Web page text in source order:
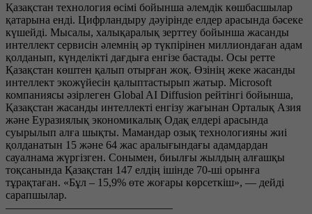
Қазақстан технология өсімі бойынша әлемдік көшбасшылар
қатарына енді. Цифрландыру дәуірінде елдер арасында бәсеке
күшейді. Мысалы, халықаралық зерттеу бойынша жасанды
интеллект сервисін әлемнің әр түкпірінен миллиондаған адам
қолданып, күнделікті дағдыға енгізе бастады. Осы ретте
Қазақстан көштен қалып отырған жоқ. Өзінің жеке жасанды
интеллект экожүйесін қалыптастырып жатыр. Microsoft
компаниясы әзірлеген Global AI Diffusion рейтінгі бойынша,
Қазақстан жасанды интеллекті енгізу жағынан Орталық Азия
және Еуразиялық экономикалық Одақ елдері арасында
суырылып алға шықты. Мамандар озық технологияны жиі
қолданатын 15 және 64 жас аралығындағы адамдардан
сауалнама жүргізген. Сонымен, биылғы жылдың алғашқы
тоқсанында Қазақстан 147 елдің ішінде 70-ші орынға
тұрақтаған. «Бұл – 15,9% өте жоғары көрсеткіш», — дейді
сарапшылар.
———————————————